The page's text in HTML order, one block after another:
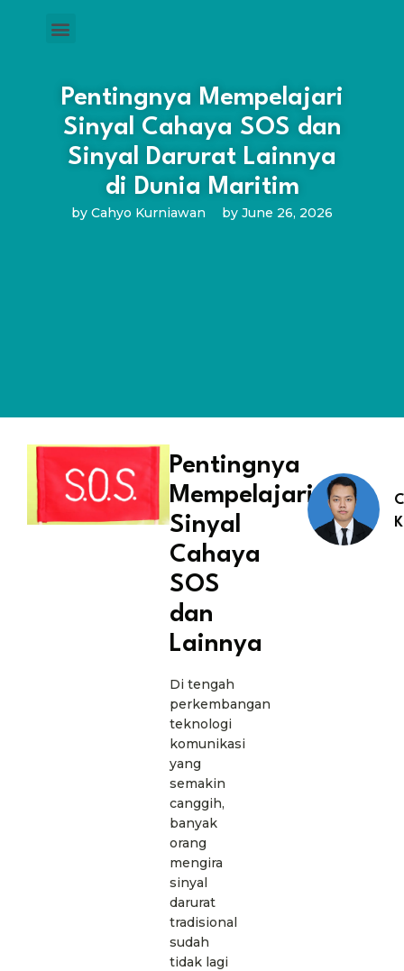
Pentingnya Mempelajari
Sinyal Cahaya SOS dan
Sinyal Darurat Lainnya
di Dunia Maritim
by Cahyo Kurniawan by June 26, 2026
Pentingnya
Mempelajari
Sinyal
Cahaya
SOS
dan
Lainnya
Di tengah
perkembangan
teknologi
komunikasi
yang
semakin
canggih,
banyak
orang
mengira
sinyal
darurat
tradisional
sudah
tidak lagi